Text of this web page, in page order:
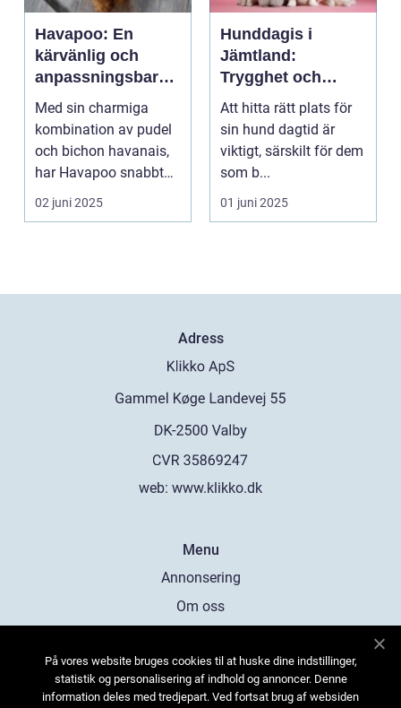
Havapoo: En
kärvänlig och
anpassningsbar
familjemedlem
Med sin charmiga
kombination av pudel
och bichon havanais,
har Havapoo snabbt
blivit en älsklin...
02 juni 2025
Hunddagis i
Jämtland:
Trygghet och
glädje för din
fyrfota vän
Att hitta rätt plats för
sin hund dagtid är
viktigt, särskilt för dem
som b...
01 juni 2025
Adress
web: www.klikko.dk
Menu
Annonsering
Om oss
Kontakta oss
Sitemap
På vores website bruges cookies til at huske dine indstillinger,
statistik og personalisering af indhold og annoncer. Denne
information deles med tredjepart. Ved fortsat brug af websiden